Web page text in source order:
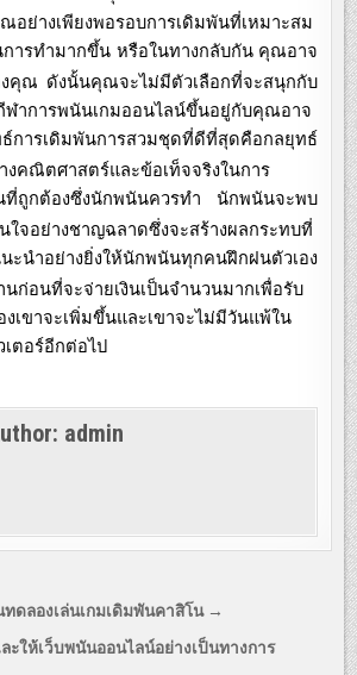
อย่างเพียงพอรอบการเดิมพันที่เหมาะสม
การทำมากขึ้น หรือในทางกลับกัน คุณอาจ
งคุณ ดังนั้นคุณจะไม่มีตัวเลือกที่จะสนุกกับ
ฬาการพนันเกมออนไลน์ขึ้นอยู่กับคุณอาจ
การเดิมพันการสวมชุดที่ดีที่สุดคือกลยุทธ์
งคณิตศาสตร์และข้อเท็จจริงในการ
ที่ถูกต้องซึ่งนักพนันควรทำ
นักพนันจะพบ
ใจอย่างชาญฉลาดซึ่งจะสร้างผลกระทบที่
ะนำอย่างยิ่งให้นักพนันทุกคนฝึกฝนตัวเอง
นก่อนที่จะจ่ายเงินเป็นจำนวนมากเพื่อรับ
เขาจะเพิ่มขึ้นและเขาจะไม่มีวันแพ้ใน
ตอร์อีกต่อไป
admin
ทดลองเล่นเกมเดิมพันคาสิโน →
ะให้เว็บพนันออนไลน์อย่างเป็นทางการ